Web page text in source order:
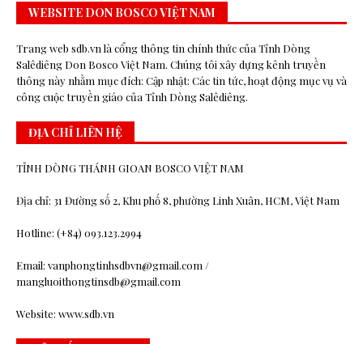
WEBSITE DON BOSCO VIỆT NAM
Trang web sdb.vn là cổng thông tin chính thức của Tỉnh Dòng
Salêdiêng Don Bosco Việt Nam. Chúng tôi xây dựng kênh truyền
thông này nhằm mục đích: Cập nhật: Các tin tức, hoạt động mục vụ và
công cuộc truyền giáo của Tỉnh Dòng Salêdiêng.
ĐỊA CHỈ LIÊN HỆ
TỈNH DÒNG THÁNH GIOAN BOSCO VIỆT NAM
Địa chỉ: 31 Đường số 2, Khu phố 8, phường Linh Xuân, HCM, Việt Nam
Hotline: (+84) 093.123.2994
Email: vanphongtinhsdbvn@gmail.com /
mangluoithongtinsdb@gmail.com
Website: www.sdb.vn